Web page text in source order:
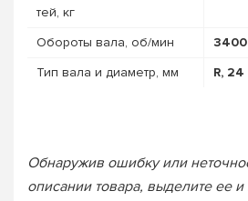
тей, кг
Обороты вала, об/мин
3400
Тип вала и диаметр, мм
R, 24
Обнаружив ошибку или
описании товара, выделите ее